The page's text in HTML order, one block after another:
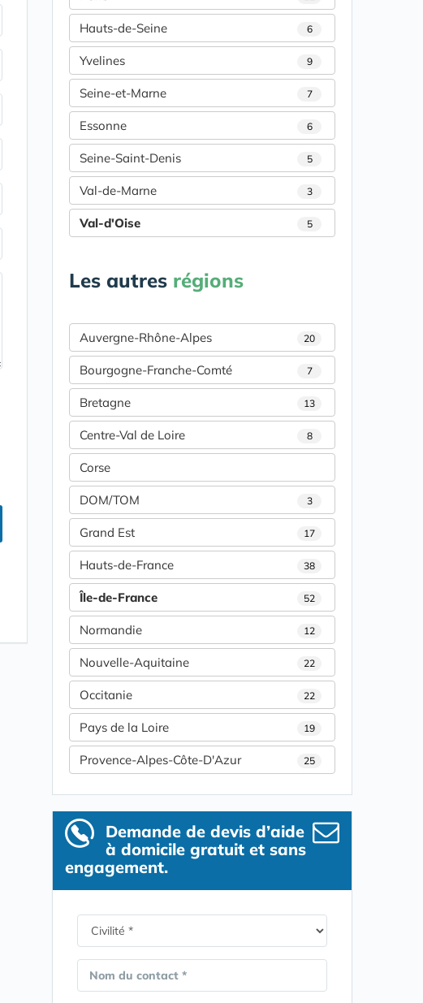
Hauts-de-Seine 6
Yvelines 9
Seine-et-Marne 7
Essonne 6
Seine-Saint-Denis 5
Val-de-Marne 3
Val-d'Oise 5
Les autres régions
Auvergne-Rhône-Alpes 20
Bourgogne-Franche-Comté 7
Bretagne 13
Centre-Val de Loire 8
Corse
DOM/TOM 3
Grand Est 17
Hauts-de-France 38
Île-de-France 52
Normandie 12
Nouvelle-Aquitaine 22
Occitanie 22
Pays de la Loire 19
Provence-Alpes-Côte-D'Azur 25
Demande de devis d’aide
à domicile gratuit et sans
engagement.
Nom du contact *